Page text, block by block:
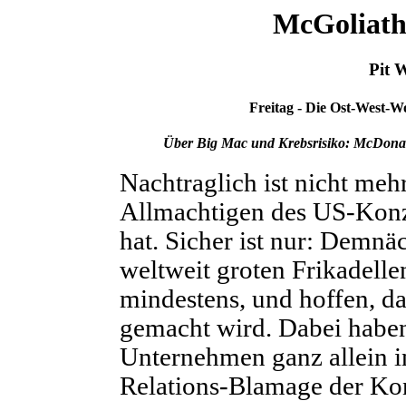
Pit
Freitag - Die Ost-West-
Über Big Mac und Krebsrisiko:
Nachtraglich ist nicht
Allmachtigen des US-
hat. Sicher ist nur:
weltweit groten
mindestens, und hoffen,
gemacht wird. Dabei
Unternehmen ganz allein
Relations-Blamage der